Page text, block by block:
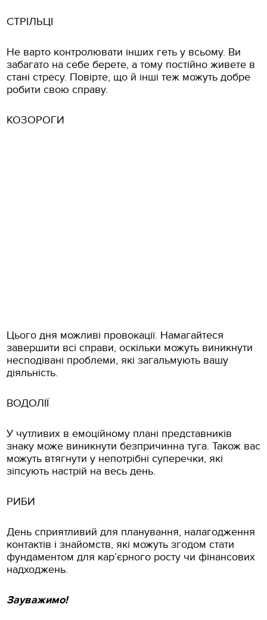
СТРІЛЬЦІ
Не варто контролювати інших геть у всьому. Ви
забагато на себе берете, а тому постійно живете в
стані стресу. Повірте, що й інші теж можуть добре
робити свою справу.
КОЗОРОГИ
Цього дня можливі провокації. Намагайтеся
завершити всі справи, оскільки можуть виникнути
несподівані проблеми, які загальмують вашу
діяльність.
ВОДОЛІЇ
У чутливих в емоційному плані представників
знаку може виникнути безпричинна туга. Також вас
можуть втягнути у непотрібні суперечки, які
зіпсують настрій на весь день.
РИБИ
День сприятливий для планування, налагодження
контактів і знайомств, які можуть згодом стати
фундаментом для кар’єрного росту чи фінансових
надходжень.
Зауважимо!